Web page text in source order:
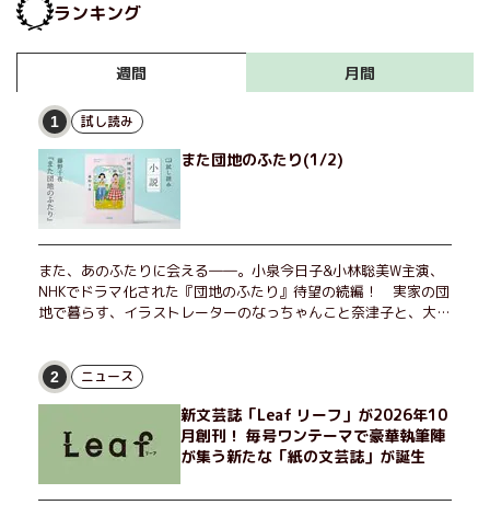
ランキング
週間 月間
1 試し読み
また団地のふたり(1/2)
また、あのふたりに会える――。小泉今日子&小林聡美W主演、
NHKでドラマ化された『団地のふたり』待望の続編！ 実家の団
地で暮らす、イラストレーターのなっちゃんこと奈津子と、大学
げたり、部屋でふたりだけの「台湾映画祭」を催したり。50代
独身、幼なじみの変わらぬ友情とささやかな幸せの日々を描く。
2 ニュース
新文芸誌「Leaf リーフ」が2026年10
月創刊！ 毎号ワンテーマで豪華執筆陣
が集う新たな「紙の文芸誌」が誕生